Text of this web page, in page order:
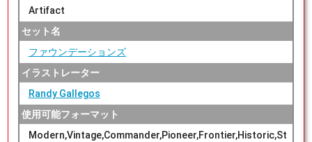
Artifact
セット名
ファウンデーションズ
イラストレーター
Randy Gallegos
使用可能フォーマット
Modern,Vintage,Commander,Pioneer,Frontier,Historic,St